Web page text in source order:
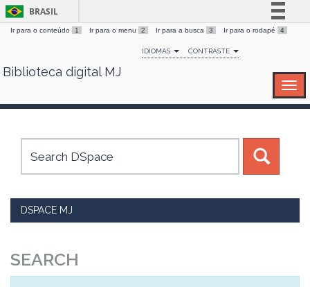
Skip
BRASIL
Simplifique!
Comunica BR
Canais
Ir para o conteúdo 1 Ir para o menu 2 Ir para a busca 3 Ir para o rodapé 4
IDIOMAS CONTRASTE
Biblioteca digital MJ
DSPACE MJ
SEARCH